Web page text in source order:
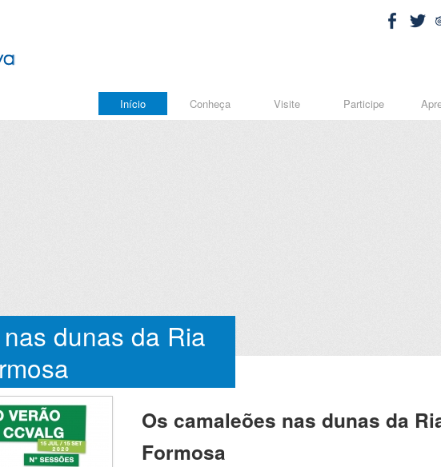
Início Conheça Visite Participe
dunas da Ria
Os camaleões nas dunas da
Formosa